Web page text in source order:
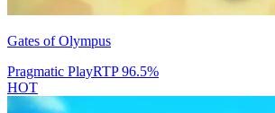
Gates of Olympus
Pragmatic PlayRTP96.5%
HOT